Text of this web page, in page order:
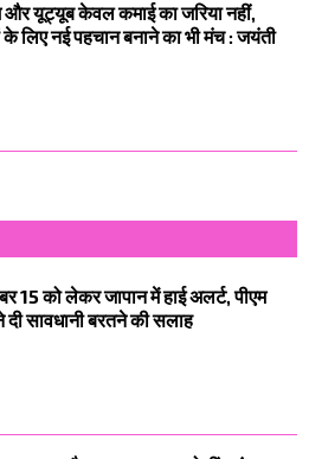
और यूट्यूब केवल कमाई का जरिया नहीं,
लिए नई पहचान बनाने का भी मंच : जयंती
15 को लेकर जापान में हाई अलर्ट, पीएम
दी सावधानी बरतने की सलाह